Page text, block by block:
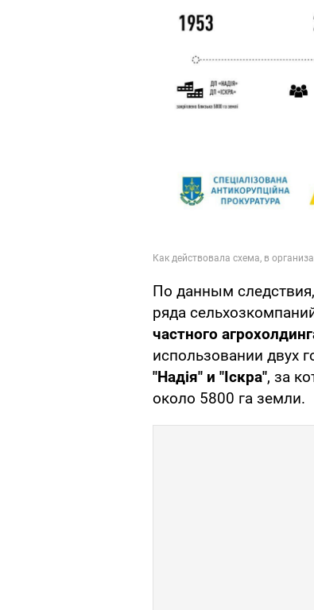
По данным
ряда
частного
использовании двух
"Надія" и "Іскра", за
около 5800 га земли.